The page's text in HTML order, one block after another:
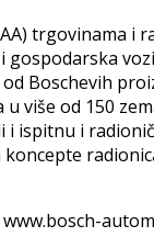
trgovinama
Boschevih
više od 150
i ispitnu i